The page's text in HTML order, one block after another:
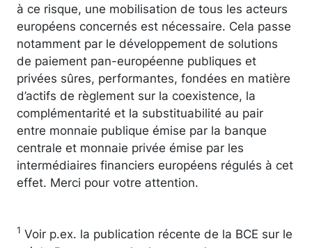
à ce risque, une mobilisation de tous les acteurs
européens concernés est nécessaire. Cela passe
notamment par le développement de solutions
de paiement pan-européenne publiques et
privées sûres, performantes, fondées en matière
d’actifs de règlement sur la coexistence, la
complémentarité et la substituabilité au pair
entre monnaie publique émise par la banque
centrale et monnaie privée émise par les
intermédiaires financiers européens régulés à cet
effet. Merci pour votre attention.
1 Voir p.ex. la publication récente de la BCE sur le